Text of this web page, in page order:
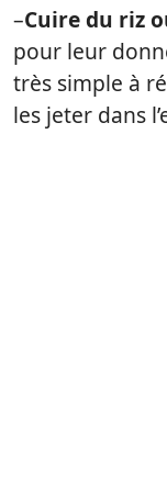
–Cuire du riz
pour leur
très simple à
les jeter dans